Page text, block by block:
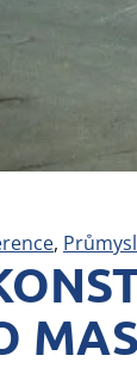
,